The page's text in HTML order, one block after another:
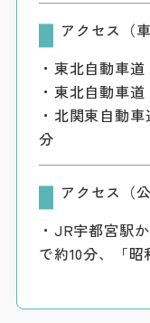
アクセス（車
・東北自動車
・東北自動車
・北関東自動
分
アクセス（
・JR宇都宮駅
で約10分、「